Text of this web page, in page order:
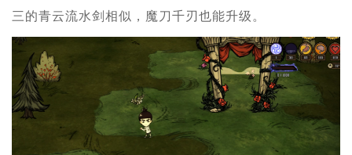
三的青云流水剑相似，魔刀千刃也能升级。